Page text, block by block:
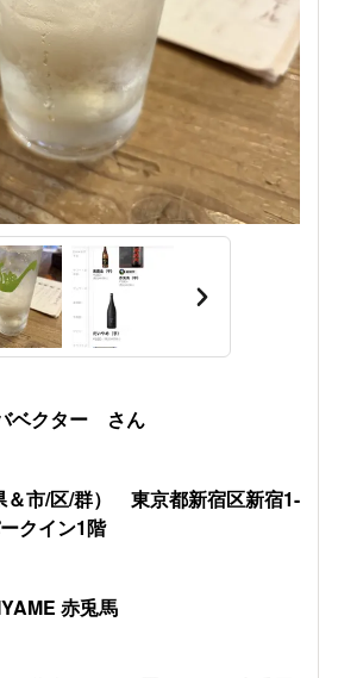
ベクター さん
＆市/区/群） 東京都新宿区新宿1-
クイン1階
赤兎馬